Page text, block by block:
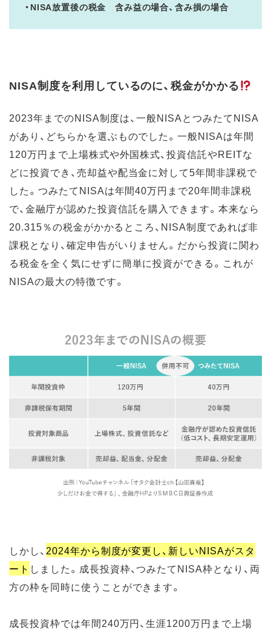
・NISA放置後の税金 含み益の場合、含み損の場合
NISA制度を利用しているのに、税金がかかる
2023年までのNISA制度は、一般NISAとつみたてNISA
があり、どちらかを選ぶものでした。一般NISAは年間
120万円まで上場株式や外国株式、投資信託やREITな
どに投資でき、売却益や配当金に対して5年間非課税で
した。つみたてNISAは年間40万円まで20年間非課税
で、金融庁が認めた投資信託を購入できます。本来なら
20.315％の税金がかかるところ、NISA制度であれば非
課税となり、確定申告がいりません。だから投資に関わ
る税金を全く気にせずに簡単に投資ができる。これが
NISAの最大の特徴です。
しかし、2024年から制度が変更し、新しいNISAがスタ
ート しました。成長投資枠、つみたてNISA枠となり、両
方の枠を同時に使うことができます。
成長投資枠では年間240万円、生涯1200万円まで上場